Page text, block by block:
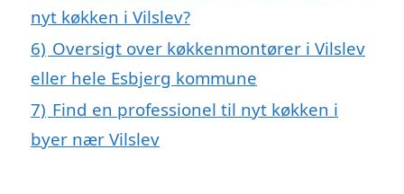
nyt køkken i Vilslev?
6) Oversigt over køkkenmontører i Vilslev
eller hele Esbjerg kommune
7) Find en professionel til nyt køkken i
byer nær Vilslev